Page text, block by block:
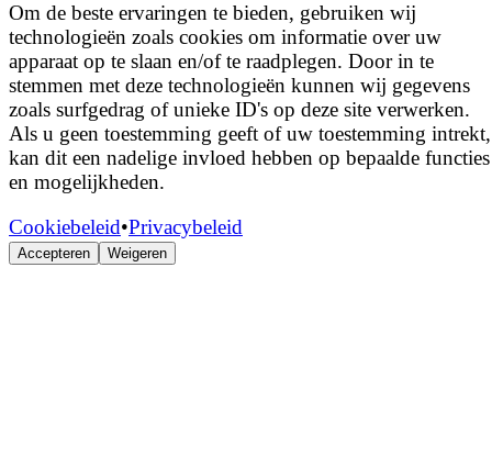
Om de beste ervaringen te bieden, gebruiken wij
technologieën zoals cookies om informatie over uw
apparaat op te slaan en/of te raadplegen. Door in te
stemmen met deze technologieën kunnen wij gegevens
zoals surfgedrag of unieke ID's op deze site verwerken.
Als u geen toestemming geeft of uw toestemming intrekt,
kan dit een nadelige invloed hebben op bepaalde functies
en mogelijkheden.
Cookiebeleid•Privacybeleid
Accepteren Weigeren